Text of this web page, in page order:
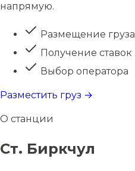
напрямую.
Размещение груза
Получение ставок
Выбор оператора
Разместить груз →
О станции
Ст. Биркчул